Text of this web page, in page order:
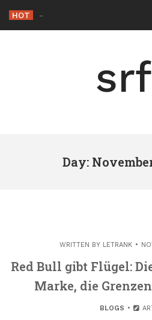
content
HOT Die Rolle der
Day:
WRITTEN BY LETRANK
Red Bull gibt Flügel:
Marke, die
BLOGS